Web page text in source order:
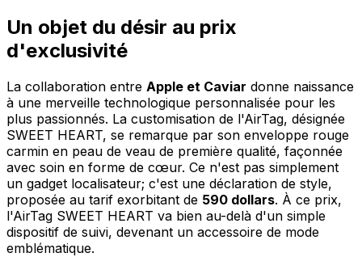
Un objet du désir au prix
d'exclusivité
La collaboration entre Apple et Caviar donne naissance
à une merveille technologique personnalisée pour les
plus passionnés. La customisation de l'AirTag, désignée
SWEET HEART, se remarque par son enveloppe rouge
carmin en peau de veau de première qualité, façonnée
avec soin en forme de cœur. Ce n'est pas simplement
un gadget localisateur; c'est une déclaration de style,
proposée au tarif exorbitant de 590 dollars. À ce prix,
l'AirTag SWEET HEART va bien au-delà d'un simple
dispositif de suivi, devenant un accessoire de mode
emblématique.